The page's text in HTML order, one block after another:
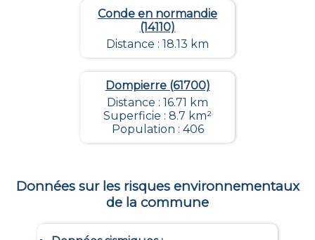
Conde en normandie
(14110)
Distance : 18.13 km
Dompierre (61700)
Distance : 16.71 km
Superficie : 8.7 km²
Population : 406
Données sur les risques environnementaux
de la commune